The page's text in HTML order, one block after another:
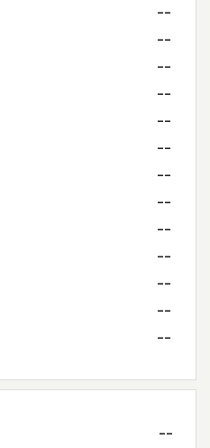
--
--
--
--
--
--
--
--
--
--
--
--
--
--